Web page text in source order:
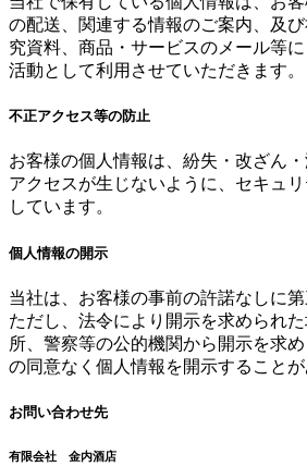
の配送、関連する情報のご案内、及
究資料、商品・サービスのメール等
活動として利用させていただきます。
不正アクセス等の防止
お客様の個人情報は、紛失・改ざん
アクセスが生じないように、セキュ
しています。
個人情報の開示
当社は、お客様の事前の許諾なしに第
ただし、法令により開示を求められ
所、警察等の公的機関から開示を求
の同意なく個人情報を開示することが
お問い合わせ先
有限会社 金内酒店